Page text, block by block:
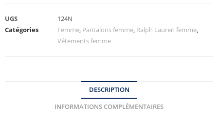
UGS
124N
Catégories
Femme, Pantalons femme, Ralph Lauren femme,
Vêtements femme
DESCRIPTION
INFORMATIONS COMPLÉMENTAIRES